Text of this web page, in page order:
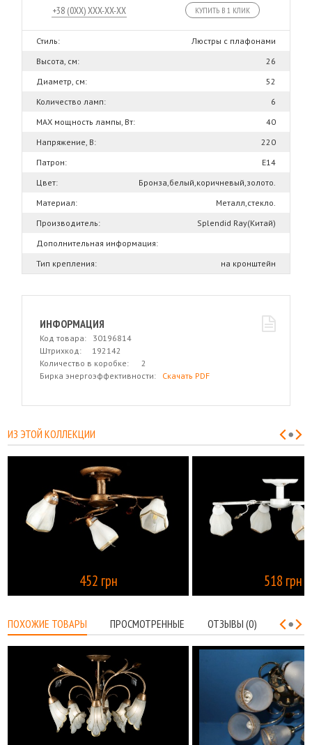
КУПИТЬ В 1 КЛИК
Стиль:
Люстры с плафонами
Высота, см:
26
Диаметр, см:
52
Количество ламп:
6
MAX мощность лампы, Вт:
40
Напряжение, В:
220
Патрон:
Е14
Цвет:
Бронза,белый,коричневый,золото.
Материал:
Металл,стекло.
Производитель:
Splendid Ray(Китай)
Дополнительная информация:
Тип крепления:
на кронштейн
ИНФОРМАЦИЯ
Код товара: 30196814
Штрихкод: 192142
Количество в коробке: 2
Бирка энергоэффективности: Скачать PDF
ИЗ ЭТОЙ КОЛЛЕКЦИИ
452 грн 518 грн
ПОХОЖИЕ ТОВАРЫ ПРОСМОТРЕННЫЕ ОТЗЫВЫ (0)